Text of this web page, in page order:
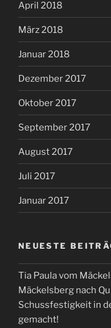
April 2018
März 2018
Januar 2018
Dezember 2017
Oktober 2017
September 2017
August 2017
Juli 2017
Januar 2017
NEUESTE
Tia Paula vom
Mäckelsberg nach
Schussfestigkeit in
gemacht!